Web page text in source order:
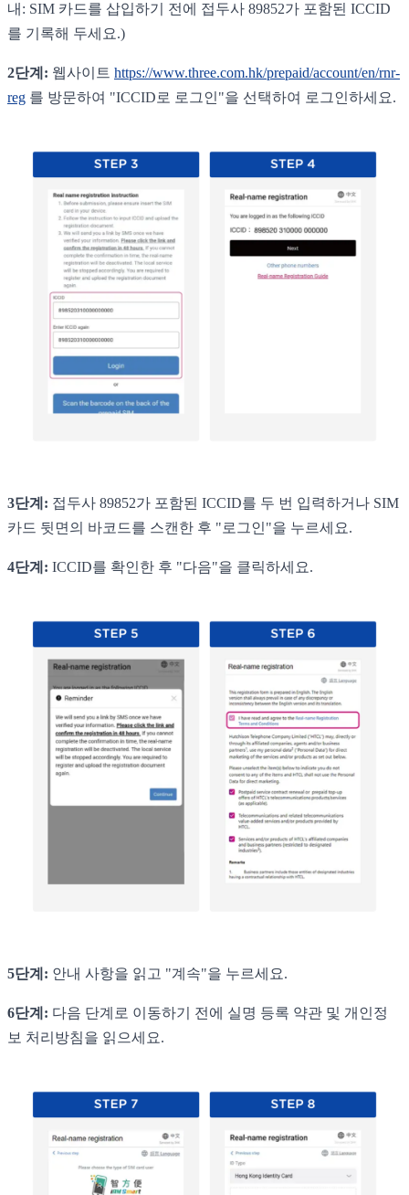
내: SIM 카드를 삽입하기 전에 접두사 89852가 포함된 ICCID
를 기록해 두세요.)
2단계: 웹사이트 https://www.three.com.hk/prepaid/account/en/rnr-
reg 를 방문하여 "ICCID로 로그인"을 선택하여 로그인하세요.
3단계: 접두사 89852가 포함된 ICCID를 두 번 입력하거나 SIM
카드 뒷면의 바코드를 스캔한 후 "로그인"을 누르세요.
4단계: ICCID를 확인한 후 "다음"을 클릭하세요.
5단계: 안내 사항을 읽고 "계속"을 누르세요.
6단계: 다음 단계로 이동하기 전에 실명 등록 약관 및 개인정
보 처리방침을 읽으세요.